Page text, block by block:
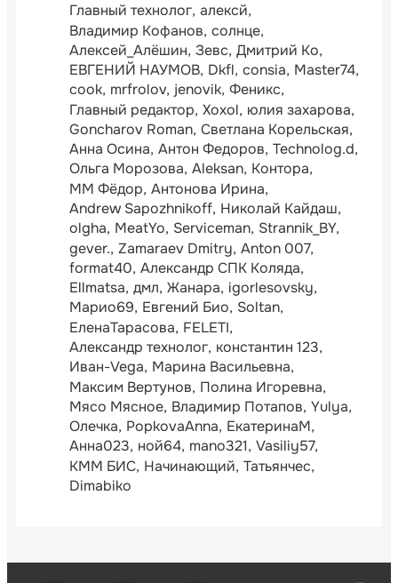
Главный технолог алексй
Владимир Кофанов солнце
Алексей_Алёшин Зевс Дмитрий Ко
ЕВГЕНИЙ НАУМОВ Dkfl consia Master74
cook mrfrolov jenovik Феникс
Главный редактор Xoxol юлия захарова
Goncharov Roman Светлана Корельская
Анна Осина Антон Федоров Technolog.d
Ольга Морозова Aleksan Контора
ММ Фёдор Антонова Ирина
Andrew Sapozhnikoff Николай Кайдаш
olgha MeatYo Serviceman Strannik_BY
gever. Zamaraev Dmitry Anton 007
format40 Александр СПК Коляда
Ellmatsa дмл Жанара igorlesovsky
Марио69 Евгений Био Soltan
ЕленаТарасова FELETI
Александр технолог константин 123
Иван-Vega Марина Васильевна
Максим Вертунов Полина Игоревна
Мясо Мясное Владимир Потапов Yulya
Олечка PopkovaAnna ЕкатеринаМ
Анна023 ной64 mano321 Vasiliy57
КММ БИС Начинающий Татьянчес
Dimabiko